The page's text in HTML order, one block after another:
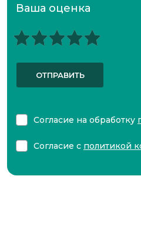
Ваша оценка
ОТПРАВИТЬ
Согласие на обработку
Согласие с политикой